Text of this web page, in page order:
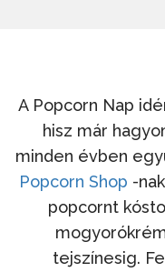
A Popcorn Nap
hisz már
minden évben
Popcorn Shop -
popcornt
tejszínesig.